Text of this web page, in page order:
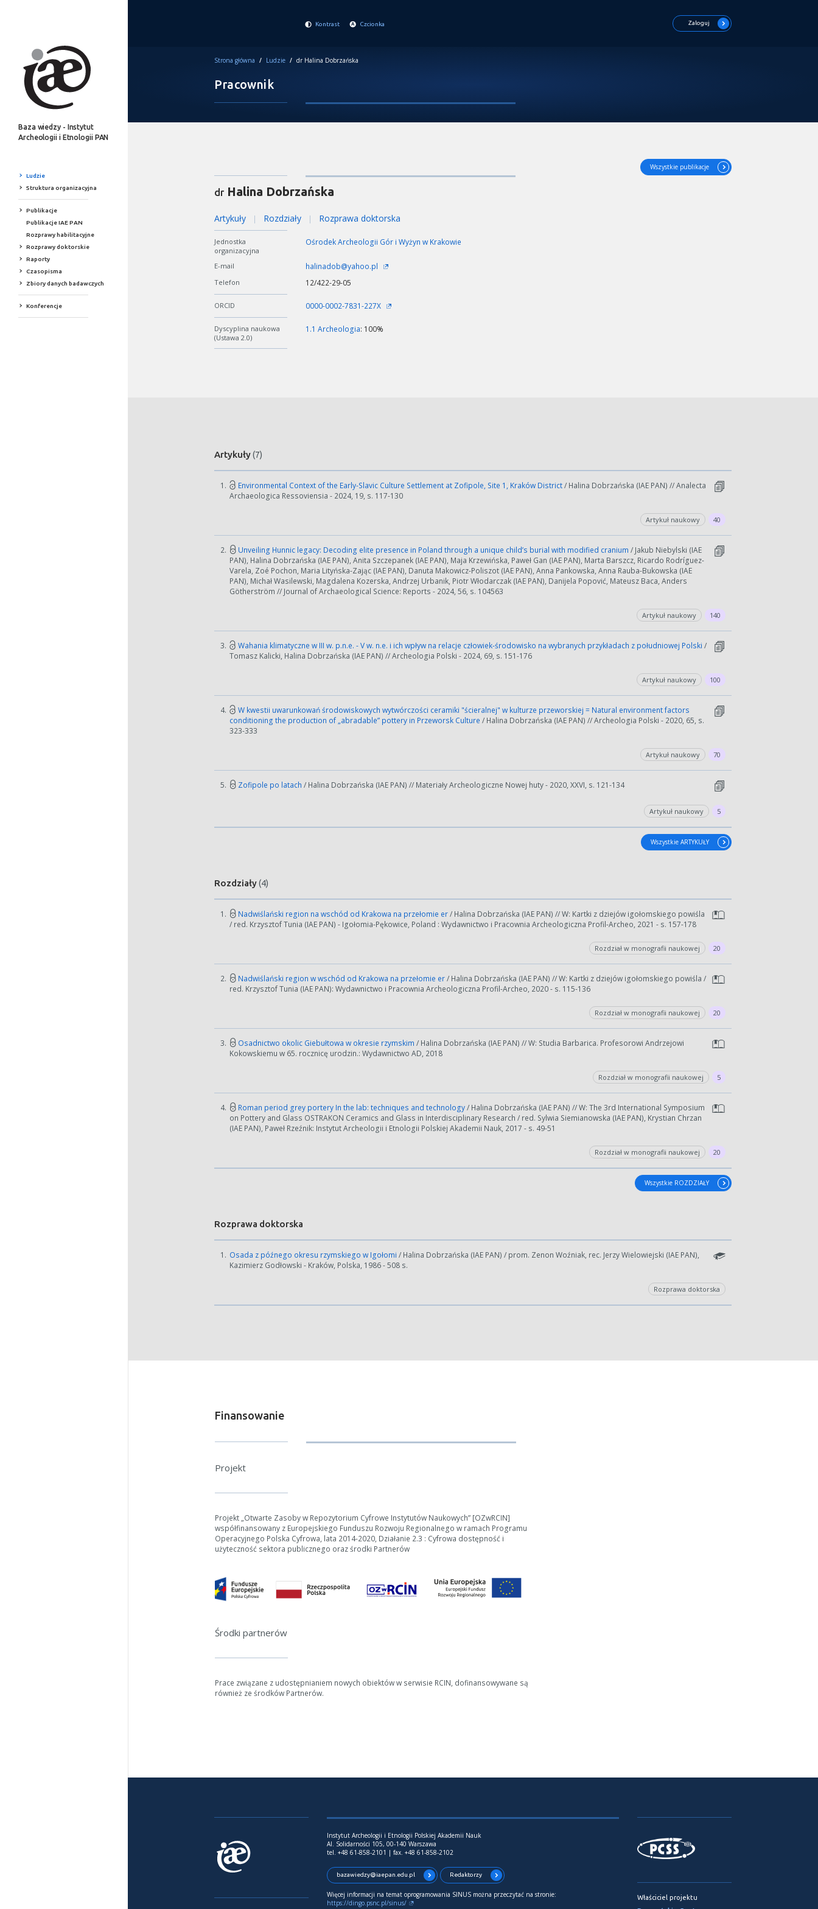
Anuluj
Baza wiedzy - Instytut
Archeologii i Etnologii PAN
Ludzie
Struktura organizacyjna
Publikacje
Publikacje IAE PAN
Rozprawy habilitacyjne
Rozprawy doktorskie
Raporty
Czasopisma
Zbiory danych badawczych
Konferencje
Kontrast Czcionka Zaloguj
Strona główna / Ludzie / dr Halina Dobrzańska
Pracownik
Wszystkie publikacje
dr Halina Dobrzańska
Artykuły | Rozdziały | Rozprawa doktorska
Jednostka
organizacyjna
Ośrodek Archeologii Gór i Wyżyn w Krakowie
E-mail halinadob@yahoo.pl
Telefon 12/422-29-05
ORCID 0000-0002-7831-227X
Dyscyplina naukowa
(Ustawa 2.0)
1.1 Archeologia: 100%
Artykuły(7)
1. Environmental Context of the Early-Slavic Culture Settlement at Zofipole, Site 1, Kraków District/ Halina Dobrzańska (IAE PAN) // Analecta
Archaeologica Ressoviensia - 2024, 19, s. 117-130
Artykuł naukowy 40
2. Unveiling Hunnic legacy: Decoding elite presence in Poland through a unique child’s burial with modified cranium / Jakub Niebylski (IAE
PAN), Halina Dobrzańska (IAE PAN), Anita Szczepanek (IAE PAN), Maja Krzewińska, Paweł Gan (IAE PAN), Marta Barszcz, Ricardo Rodríguez-
Varela, Zoé Pochon, Maria Lityńska-Zając (IAE PAN), Danuta Makowicz-Poliszot (IAE PAN), Anna Pankowska, Anna Rauba-Bukowska (IAE
PAN), Michał Wasilewski, Magdalena Kozerska, Andrzej Urbanik, Piotr Włodarczak (IAE PAN), Danijela Popović, Mateusz Baca, Anders
Götherström // Journal of Archaeological Science: Reports - 2024, 56, s. 104563
Artykuł naukowy 140
3. Wahania klimatyczne w III w. p.n.e. - V w. n.e. i ich wpływ na relacje człowiek-środowisko na wybranych przykładach z południowej Polski /
Tomasz Kalicki, Halina Dobrzańska (IAE PAN) // Archeologia Polski - 2024, 69, s. 151-176
Artykuł naukowy 100
4.
W kwestii uwarunkowań środowiskowych wytwórczości ceramiki "ścieralnej" w kulturze przeworskiej = Natural environment factors
conditioning the production of „abradable” pottery in Przeworsk Culture / Halina Dobrzańska (IAE PAN) // Archeologia Polski - 2020, 65, s.
323-333
Artykuł naukowy 70
5. Zofipole po latach / Halina Dobrzańska (IAE PAN) // Materiały Archeologiczne Nowej huty - 2020, XXVI, s. 121-134
Artykuł naukowy 5
Wszystkie ARTYKUŁY
Rozdziały(4)
1. Nadwiślański region na wschód od Krakowa na przełomie er/ Halina Dobrzańska (IAE PAN) // W: Kartki z dziejów igołomskiego powiśla
/ red. Krzysztof Tunia (IAE PAN) - Igołomia-Pękowice, Poland : Wydawnictwo i Pracownia Archeologiczna Profil-Archeo, 2021 - s. 157-178
Rozdział w monografii naukowej 20
2. Nadwiślański region w wschód od Krakowa na przełomie er/ Halina Dobrzańska (IAE PAN) // W: Kartki z dziejów igołomskiego powiśla /
red. Krzysztof Tunia (IAE PAN): Wydawnictwo i Pracownia Archeologiczna Profil-Archeo, 2020 - s. 115-136
Rozdział w monografii naukowej 20
3. Osadnictwo okolic Giebułtowa w okresie rzymskim / Halina Dobrzańska (IAE PAN) // W: Studia Barbarica. Profesorowi Andrzejowi
Kokowskiemu w 65. rocznicę urodzin.: Wydawnictwo AD, 2018
Rozdział w monografii naukowej 5
4. Roman period grey portery In the lab: techniques and technology/ Halina Dobrzańska (IAE PAN) // W: The 3rd International Symposium
on Pottery and Glass OSTRAKON Ceramics and Glass in Interdisciplinary Research / red. Sylwia Siemianowska (IAE PAN), Krystian Chrzan
(IAE PAN), Paweł Rzeźnik: Instytut Archeologii i Etnologii Polskiej Akademii Nauk, 2017 - s. 49-51
Rozdział w monografii naukowej 20
Wszystkie ROZDZIAŁY
Rozprawa doktorska
1. Osada z późnego okresu rzymskiego w Igołomi / Halina Dobrzańska (IAE PAN) / prom. Zenon Woźniak, rec. Jerzy Wielowiejski (IAE PAN),
Kazimierz Godłowski - Kraków, Polska, 1986 - 508 s.
Rozprawa doktorska
Finansowanie
Projekt
Projekt „Otwarte Zasoby w Repozytorium Cyfrowe Instytutów Naukowych” [OZwRCIN]
współfinansowany z Europejskiego Funduszu Rozwoju Regionalnego w ramach Programu
Operacyjnego Polska Cyfrowa, lata 2014-2020, Działanie 2.3 : Cyfrowa dostępność i
użyteczność sektora publicznego oraz środki Partnerów
Środki partnerów
Prace związane z udostępnianiem nowych obiektów w serwisie RCIN, dofinansowywane są
również ze środków Partnerów.
Instytut Archeologii i Etnologii Polskiej Akademii Nauk
Al. Solidarności 105, 00-140 Warszawa
tel. +48 61-858-2101 | fax. +48 61-858-2102
bazawiedzy@iaepan.edu.pl Redaktorzy
Więcej informacji na temat oprogramowania SINUS można przeczytać na stronie:
https://dingo.psnc.pl/sinus/
Właściciel projektu